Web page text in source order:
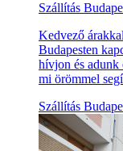
Szállítás
Kedvező
Budapesten
hívjon és
mi örömmel
Szállítás